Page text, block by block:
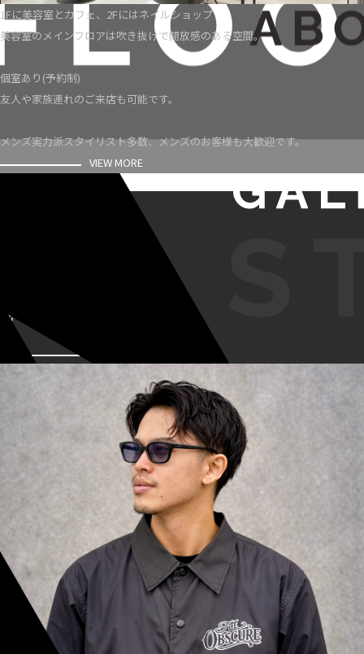
1Fに美容室とカフェ、2Fにはネイルショップ
美容室のメインフロアは吹き抜けで開放感のある空間。
個室あり(予約制)
友人や家族連れのご来店も可能です。
メンズ実力派スタイリスト多数、メンズのお客様も大歓迎です。
VIEW MORE